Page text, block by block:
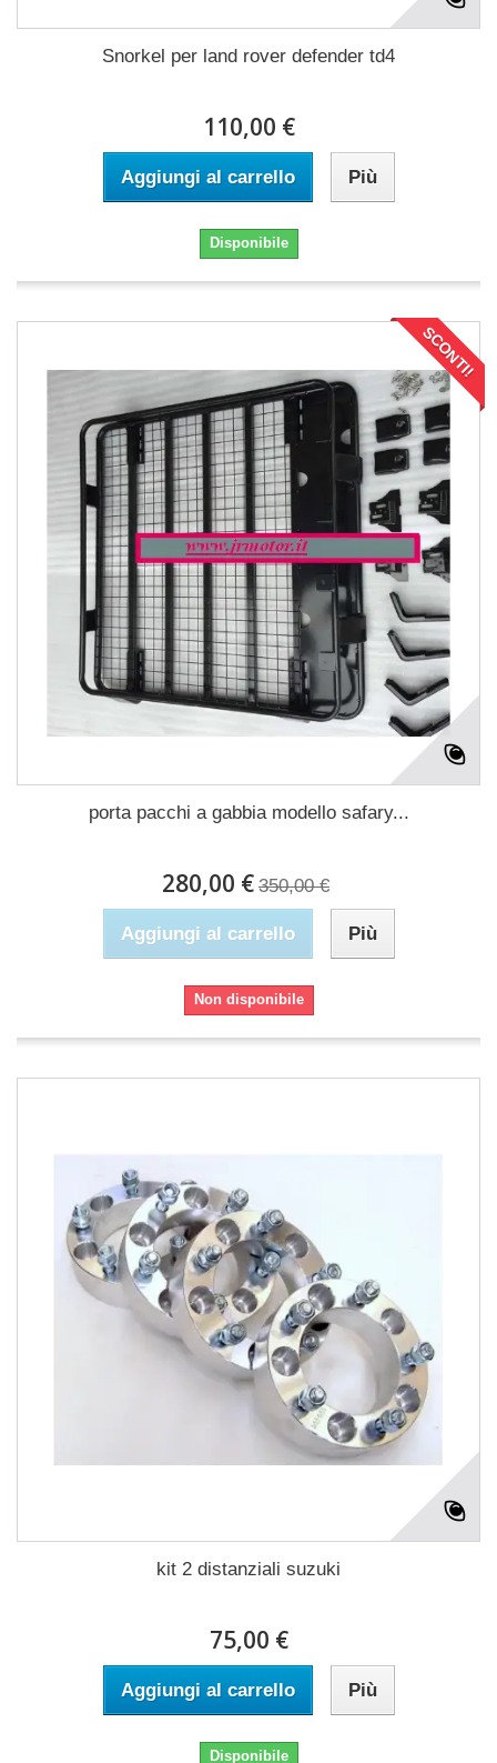
Snorkel per land rover defender td4
110,00 €
Aggiungi al carrello Più
Disponibile
SCONTI!
porta pacchi a gabbia modello safary...
280,00 € 350,00 €
Aggiungi al carrello Più
Non disponibile
kit 2 distanziali suzuki
75,00 €
Aggiungi al carrello Più
Disponibile